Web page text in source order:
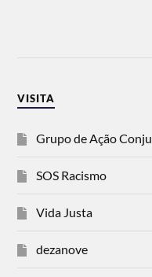
VISITA
Grupo de Ação
SOS Racismo
Vida Justa
dezanove